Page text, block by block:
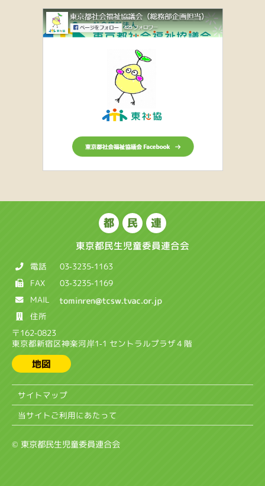
都 民 連
東京都民生児童委員連合会
電話 03-3235-1163
FAX 03-3235-1169
MAIL
住所
〒162-0823
東京都新宿区神楽河岸1-1 セントラルプラザ４階
地図
サイトマップ
当サイトご利用にあたって
© 東京都民生児童委員連合会